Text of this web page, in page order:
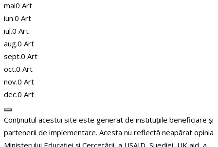
mai0 Art
iun.0 Art
iul.0 Art
aug.0 Art
sept.0 Art
oct.0 Art
nov.0 Art
dec.0 Art
Conținutul acestui site este generat de instituțiile beneficiare și
partenerii de implementare. Acesta nu reflectă neapărat opinia